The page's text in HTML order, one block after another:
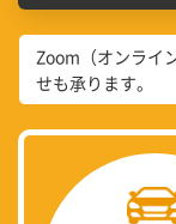
Zoom（オンライ
せも承ります。